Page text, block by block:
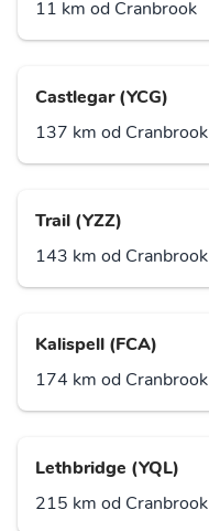
11 km od Cranbrook
Castlegar (YCG)
137 km od Cranbrook
Trail (YZZ)
143 km od Cranbrook
Kalispell (FCA)
174 km od Cranbrook
Lethbridge (YQL)
215 km od Cranbrook